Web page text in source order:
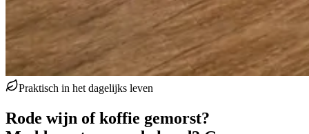
Praktisch in het dagelijks leven
Rode wijn of koffie gemorst?